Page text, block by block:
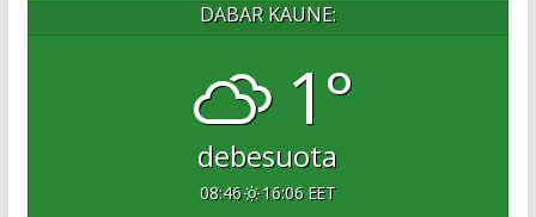
DABAR KAUNE:
1°
debesuota
08:46 16:06 EET